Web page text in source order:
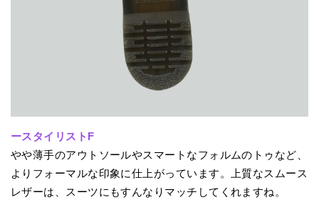
ースタイリストF
やや薄手のアウトソールやスマートなフォルムのトゥなど、
よりフォーマルな印象に仕上がっています。上質なスムース
レザーは、スーツにもすんなりマッチしてくれますね。